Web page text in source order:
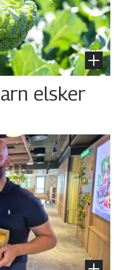
elsker